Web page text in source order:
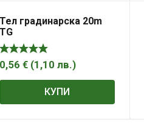
Тел градинарска 20m
TG
0,56 € (1,10 лв.)
КУПИ